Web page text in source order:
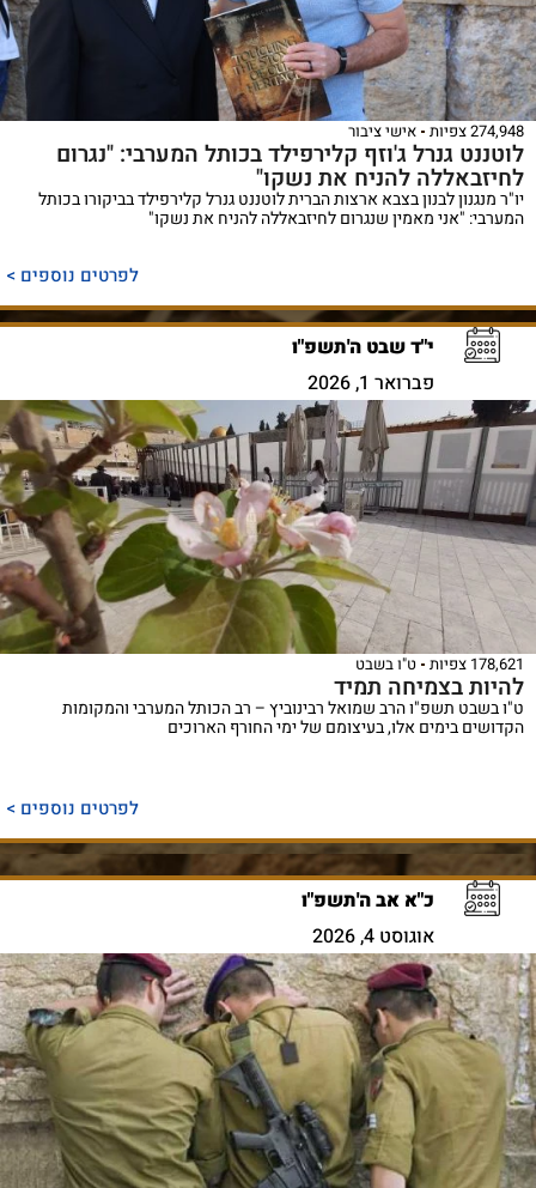
274,948 צפיות אישי ציבור
לוטננט גנרל ג'וזף קלירפילד בכותל המערבי: "נגרום
לחיזבאללה להניח את נשקו"
יו"ר מנגנון לבנון בצבא ארצות הברית לוטננט גנרל קלירפילד בביקורו בכותל
המערבי: "אני מאמין שנגרום לחיזבאללה להניח את נשקו"
לפרטים נוספים >
י"ד שבט ה'תשפ"ו
פברואר 1, 2026
178,621 צפיות ט"ו בשבט
להיות בצמיחה תמיד
ט"ו בשבט תשפ"ו הרב שמואל רבינוביץ – רב הכותל המערבי והמקומות
הקדושים בימים אלו, בעיצומם של ימי החורף הארוכים
לפרטים נוספים >
כ"א אב ה'תשפ"ו
אוגוסט 4, 2026